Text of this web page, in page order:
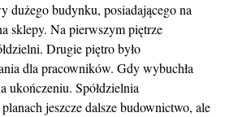
dużego budynku, posiadającego na
sklepy. Na pierwszym piętrze
Drugie piętro było
dla pracowników. Gdy wybuchła
ukończeniu. Spółdzielnia
jeszcze dalsze budownictwo, ale